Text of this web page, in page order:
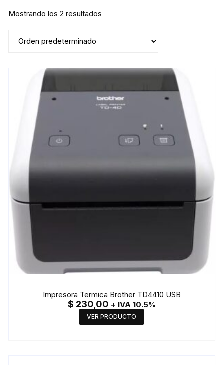
Mostrando los 2 resultados
Impresora Termica Brother TD4410 USB
$ 230,00 + IVA 10.5%
VER PRODUCTO